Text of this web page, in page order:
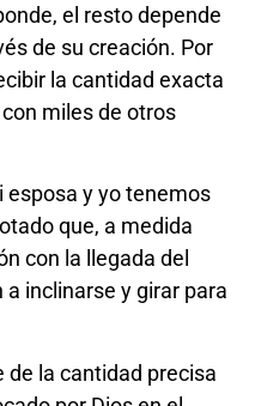
el resto depende
de su creación. Por
la cantidad exacta
miles de otros
esposa y yo tenemos
que, a medida
con la llegada del
inclinarse y girar para
de la cantidad precisa